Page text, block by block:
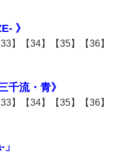
》
】【34】【35】【36】
流・青》
】【34】【35】【36】